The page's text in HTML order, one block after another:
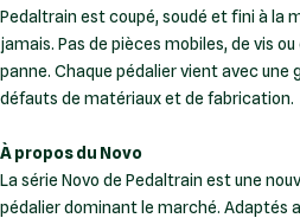
Pedaltrain est coupé, soudé et fini à la
jamais. Pas de pièces mobiles, de vis
panne. Chaque pédalier vient avec une
défauts de matériaux et de fabrication.
À propos du Novo
La série Novo de Pedaltrain est une
pédalier dominant le marché. Adaptés